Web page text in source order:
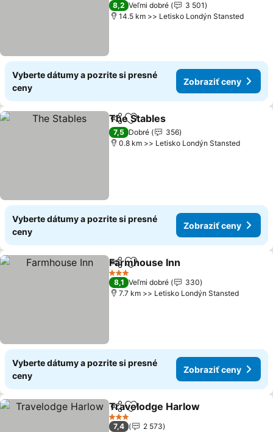
8,2 Veľmi dobré
3 501
14.5 km >> Letisko Londýn Stansted
Vyberte dátumy a pozrite si presné
ceny
Zobraziť ceny
ZdieľaťPridať do obľúbených
The Stables
7,5 Dobré
356
0.8 km >> Letisko Londýn Stansted
Vyberte dátumy a pozrite si presné
ceny
Zobraziť ceny
ZdieľaťPridať do obľúbených
Farmhouse Inn
3 Počet hviezdičiek
8,1 Veľmi dobré
330
7.7 km >> Letisko Londýn Stansted
Vyberte dátumy a pozrite si presné
ceny
Zobraziť ceny
ZdieľaťPridať do obľúbených
Travelodge Harlow
3 Počet hviezdičiek
7,4
2 573